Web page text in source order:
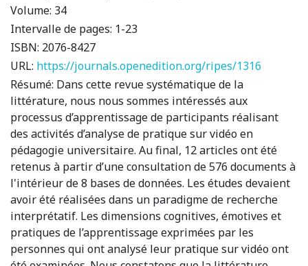
Volume: 34
Intervalle de pages: 1-23
ISBN: 2076-8427
URL: https://journals.openedition.org/ripes/1316
Résumé: Dans cette revue systématique de la
littérature, nous nous sommes intéressés aux
processus d’apprentissage de participants réalisant
des activités d’analyse de pratique sur vidéo en
pédagogie universitaire. Au final, 12 articles ont été
retenus à partir d’une consultation de 576 documents à
l'intérieur de 8 bases de données. Les études devaient
avoir été réalisées dans un paradigme de recherche
interprétatif. Les dimensions cognitives, émotives et
pratiques de l’apprentissage exprimées par les
personnes qui ont analysé leur pratique sur vidéo ont